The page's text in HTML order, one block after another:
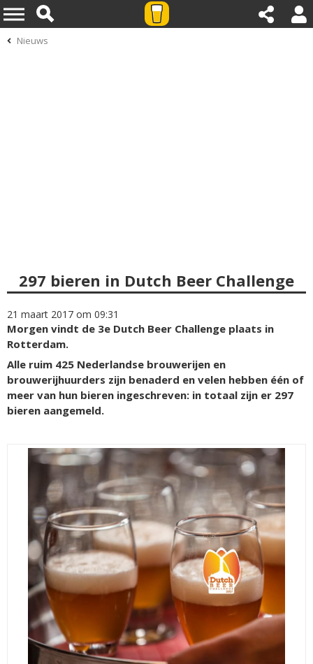
Nieuws
297 bieren in Dutch Beer Challenge
21 maart 2017 om 09:31
Morgen vindt de 3e Dutch Beer Challenge plaats in
Rotterdam.
Alle ruim 425 Nederlandse brouwerijen en
brouwerijhuurders zijn benaderd en velen hebben één of
meer van hun bieren ingeschreven: in totaal zijn er 297
bieren aangemeld.